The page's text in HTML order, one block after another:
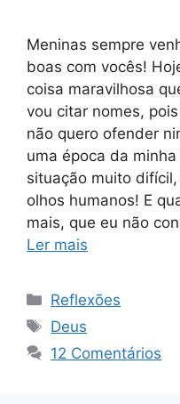
Meninas sempre
boas com vocês!
coisa maravilhosa
vou citar nomes,
não quero ofender
uma época da
situação muito
olhos humanos! E
mais, que eu não
Ler mais
Categorias
Reflexões
Tags
Deus
12 Comentários